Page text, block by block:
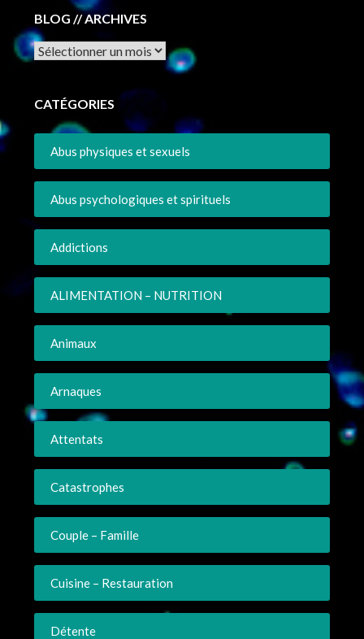
BLOG // ARCHIVES
Archives
CATÉGORIES
Abus physiques et sexuels
Abus psychologiques et spirituels
Addictions
ALIMENTATION – NUTRITION
Animaux
Arnaques
Attentats
Catastrophes
Couple – Famille
Cuisine – Restauration
Détente